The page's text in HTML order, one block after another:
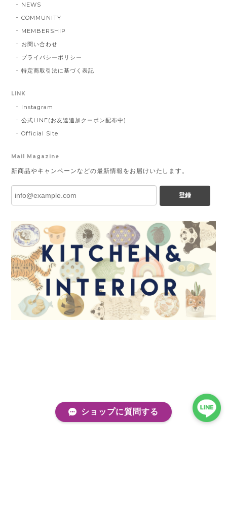
NEWS
COMMUNITY
MEMBERSHIP
お問い合わせ
プライバシーポリシー
特定商取引法に基づく表記
LINK
Instagram
公式LINE(お友達追加クーポン配布中)
Official Site
Mail Magazine
新商品やキャンペーンなどの最新情報をお届けいたします。
登録
ショップに質問する